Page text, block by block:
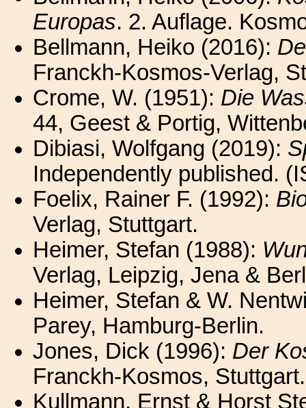
Europas. 2. Auflage.
Bellmann, Heiko (2016):
Franckh-Kosmos-Verlag,
Crome, W. (1951): Die
44, Geest & Portig,
Dibiasi, Wolfgang (2019):
Independently published.
Foelix, Rainer F. (1992):
Verlag, Stuttgart.
Heimer, Stefan (1988):
Verlag, Leipzig, Jena &
Heimer, Stefan & W.
Parey, Hamburg-Berlin.
Jones, Dick (1996): Der
Franckh-Kosmos, Stuttgart.
Kullmann, Ernst & Horst